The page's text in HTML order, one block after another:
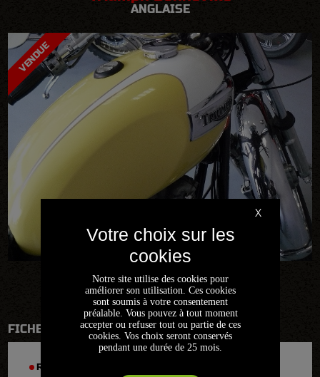
ANGLAISE
FICHE TECHNIQUE
RÉFÉRENCE :
VENDUE
X
Notre site utilise des cookies pour
améliorer son utilisation. Ces cookies
sont soumis à votre consentement
préalable. Vous pouvez à tout moment
accepter ou refuser tout ou partie de ces
cookies. Vos choix seront conservés
pendant une durée de 25 mois.